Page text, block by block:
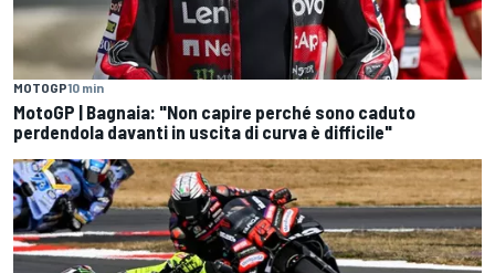
MOTOGP10 min
MotoGP | Bagnaia: "Non capire perché sono caduto
perdendola davanti in uscita di curva è difficile"